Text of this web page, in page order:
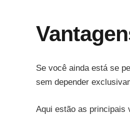
Se você ainda está se
sem depender
Aqui estão as principais